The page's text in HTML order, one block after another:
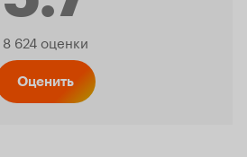
Рейтинг
8 624 оценки
Оценить